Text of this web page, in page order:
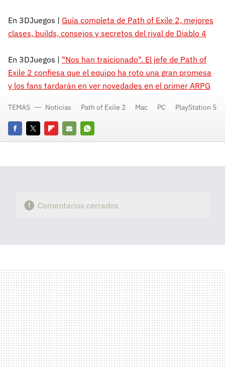
En 3DJuegos | Guía completa de Path of Exile 2, mejores
clases, builds, consejos y secretos del rival de Diablo 4
En 3DJuegos | "Nos han traicionado". El jefe de Path of
Exile 2 confiesa que el equipo ha roto una gran promesa
y los fans tardarán en ver novedades en el primer ARPG
FacebookTwitterFlipboard
E-
Whatsapp
TEMAS Noticias Path of Exile 2 Mac PC PlayStation 5
Comentarios cerrados